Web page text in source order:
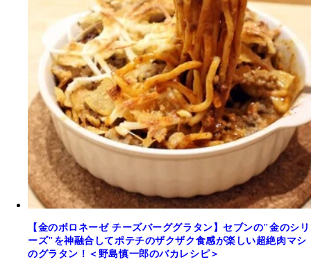
【金のボロネーゼ チーズバーググラタン】セブンの"金のシリ
ーズ"を神融合してポテチのザクザク食感が楽しい超絶肉マシ
のグラタン！＜野島慎一郎のバカレシピ＞